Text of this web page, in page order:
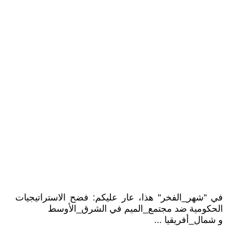
في "شهر_الفخر" هذا، عار عليكم: فضح الاستراتيجيات
الحكومية ضد مجتمع_الميم في الشرق_الأوسط
و شمال_أفريقيا ...